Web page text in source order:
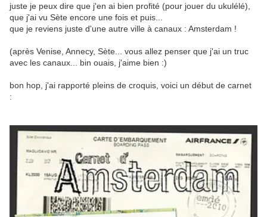
juste je peux dire que j'en ai bien profité (pour jouer du ukulélé),
que j'ai vu Sète encore une fois et puis...
que je reviens juste d'une autre ville à canaux : Amsterdam !
(après Venise, Annecy, Sète... vous allez penser que j'ai un truc
avec les canaux... bin ouais, j'aime bien :)
bon hop, j'ai rapporté pleins de croquis, voici un début de carnet
: